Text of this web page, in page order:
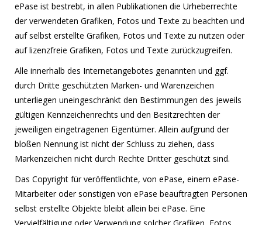
ePase ist bestrebt, in allen Publikationen die Urheberrechte
der verwendeten Grafiken, Fotos und Texte zu beachten und
auf selbst erstellte Grafiken, Fotos und Texte zu nutzen oder
auf lizenzfreie Grafiken, Fotos und Texte zurückzugreifen.
Alle innerhalb des Internetangebotes genannten und ggf.
durch Dritte geschützten Marken- und Warenzeichen
unterliegen uneingeschränkt den Bestimmungen des jeweils
gültigen Kennzeichenrechts und den Besitzrechten der
jeweiligen eingetragenen Eigentümer. Allein aufgrund der
bloßen Nennung ist nicht der Schluss zu ziehen, dass
Markenzeichen nicht durch Rechte Dritter geschützt sind.
Das Copyright für veröffentlichte, von ePase, einem ePase-
Mitarbeiter oder sonstigen von ePase beauftragten Personen
selbst erstellte Objekte bleibt allein bei ePase. Eine